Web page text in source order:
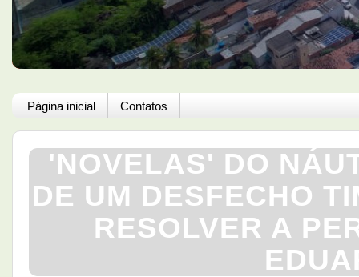
Página inicial Contatos
'NOVELAS' DO
DE UM DESFECHO
RESOLVER A